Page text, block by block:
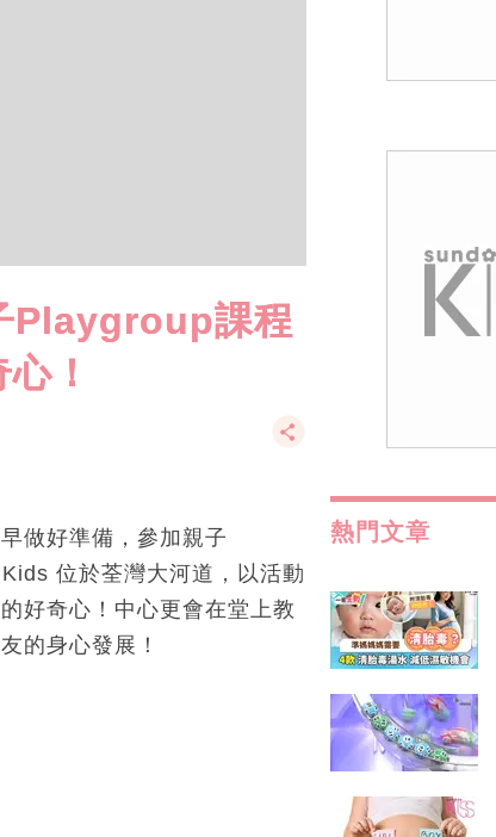
Playgroup課程
！
做好準備，參加親子
位於荃灣大河道，以活動
好奇心！中心更會在堂上教
的身心發展！
熱門文章